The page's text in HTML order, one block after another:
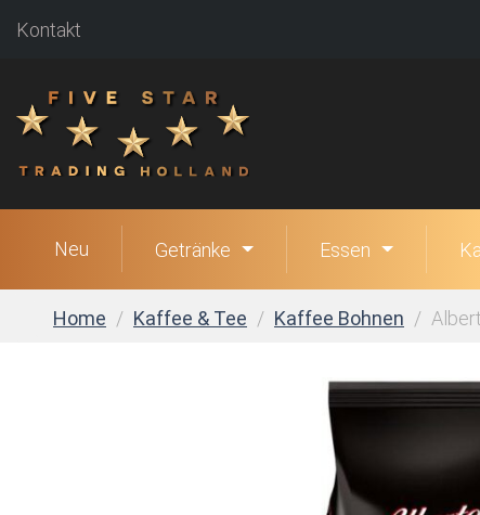
Kontakt
Neu Getränke Essen
Home Kaffee & Tee Kaffee Bohnen